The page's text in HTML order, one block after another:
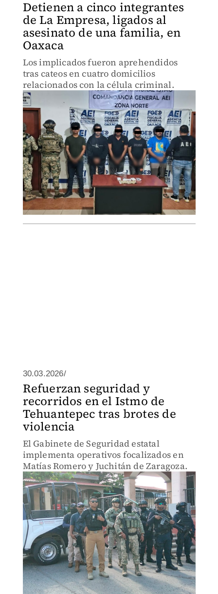
Detienen a cinco integrantes
de La Empresa, ligados al
asesinato de una familia, en
Oaxaca
Los implicados fueron aprehendidos
tras cateos en cuatro domicilios
relacionados con la célula criminal.
30.03.2026/
Refuerzan seguridad y
recorridos en el Istmo de
Tehuantepec tras brotes de
violencia
El Gabinete de Seguridad estatal
implementa operativos focalizados en
Matías Romero y Juchitán de Zaragoza.